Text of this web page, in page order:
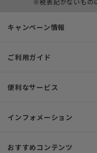
キャンペーン情報
ご利用ガイド
便利なサービス
インフォメーション
おすすめコンテンツ